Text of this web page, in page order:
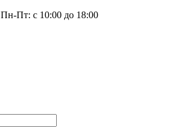
Пн-Пт: с 10:00 до 18:00